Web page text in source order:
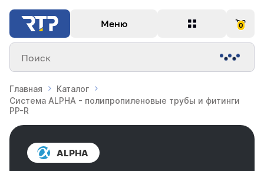
Меню 0
Поиск
Главная
Каталог
Система ALPHA - полипропиленовые трубы и фитинги
PP-R
ALPHA